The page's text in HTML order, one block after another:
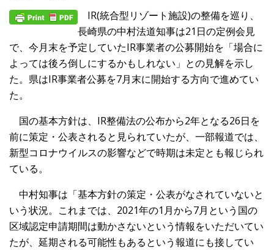
IR(統合型リゾート施設)の整備を巡り、
長崎県の中村法道知事は21日の定例会見
で、今月末を予定していたIR事業者の公募開始を「場合に
よっては後ろ倒しにするかもしれない」との見解を示し
た。県はIR事業者公募を7月末に開始する方向で進めてい
た。
国の基本方針は、IR整備法の公布から2年となる26日を
前に策定・公表されると見られていたが、一部報道では、
新型コロナウイルスの影響などで時期は未定とも報じられ
ている。
中村知事は「基本方針の策定・公表がなされていないと
いう状況。これまでは、2021年の1月から7月という国の
区域認定申請期間は動かさないという情報をいただいてい
たが、延期される可能性もあるという報道にも接してい